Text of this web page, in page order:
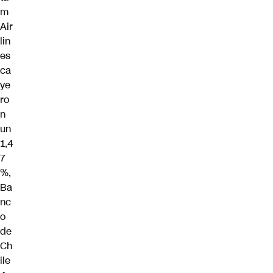
m
Air
lin
es
ca
ye
ro
n
un
1,4
7
%,
Ba
nc
o
de
Ch
ile